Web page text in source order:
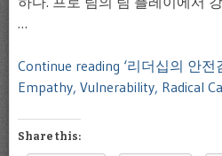
…
Continue reading ‘리더십의 안
Empathy, Vulnerability, Radical
Share this: